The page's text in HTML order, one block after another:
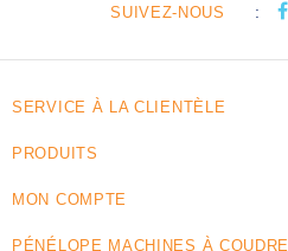
SUIVEZ-NOUS :
SERVICE À LA CLIENTÈLE
PRODUITS
MON COMPTE
PÉNÉLOPE MACHINES À COUDRE